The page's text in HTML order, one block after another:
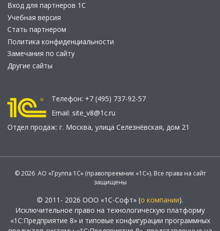
Вход для партнеров 1С
Учебная версия
Стать партнером
Политика конфиденциальности
Замечания по сайту
Другие сайты
Телефон: +7 (495) 737-92-57
Email: site_v8@1c.ru
Отдел продаж: г. Москва, улица Селезнёвская, дом 21
© 2026 АО «Группа 1С» (правопреемник «1С»). Все права на сайт
защищены
© 2011- 2026 ООО «1С-Софт» (о компании).
Исключительное право на технологическую платформу
«1С:Предприятие 8» и типовые конфигурации программных